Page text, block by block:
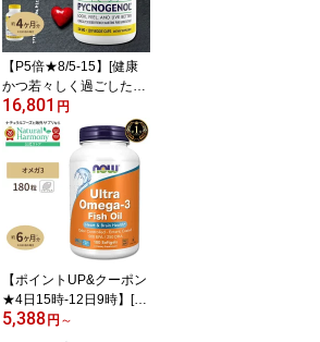
康サプリメント 栄養補助
食品 海外 アメリカ
【P5倍★8/5-15】[健康
かつ若々しく過ごしたい
方に♪]ヘルシーオリジン
ズ ピクノジェノール サ
プリメント 100mg 120
粒 Healthy Origins Pycno
genol ベジカプセル フラ
ンス海岸松樹皮エキス
16,801 円
【ポイントUP&クーポン
★4日15時-12日9時】[勉
強・仕事で力を発揮した
5,388 円 ～